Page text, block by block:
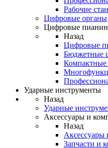
Рабочие
Цифровые органы
Цифровые
Назад
Цифровые
Бюджетные
Ударные инструменты
Назад
Ударные
Аксессуары и
Назад
Запчасти и